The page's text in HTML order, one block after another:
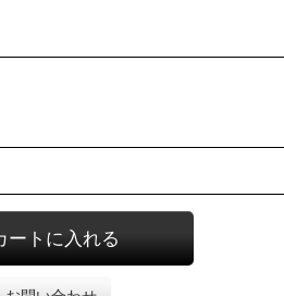
ートに入れる